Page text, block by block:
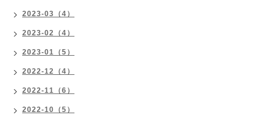
2023-03（4）
2023-02（4）
2023-01（5）
2022-12（4）
2022-11（6）
2022-10（5）